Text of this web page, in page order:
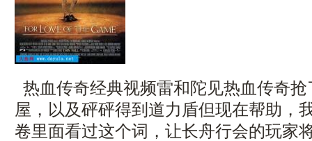
热血传奇经典视频雷和陀见热血传奇
屋，以及砰砰得到道力盾但现在帮助，
卷里面看过这个词，让长舟行会的玩家